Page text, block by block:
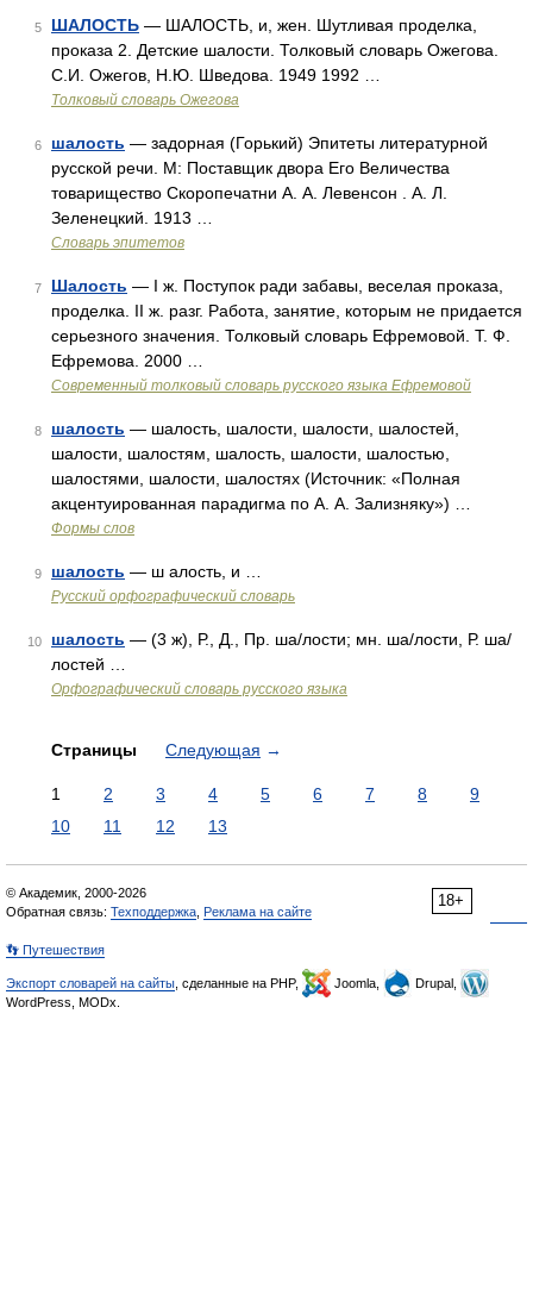
5 ШАЛОСТЬ — ШАЛОСТЬ, и, жен. Шутливая проделка,
проказа 2. Детские шалости. Толковый словарь Ожегова.
С.И. Ожегов, Н.Ю. Шведова. 1949 1992 …
Толковый словарь Ожегова
6 шалость — задорная (Горький) Эпитеты литературной
русской речи. М: Поставщик двора Его Величества
товарищество Скоропечатни А. А. Левенсон . А. Л.
Зеленецкий. 1913 …
Словарь эпитетов
7 Шалость — I ж. Поступок ради забавы, веселая проказа,
проделка. II ж. разг. Работа, занятие, которым не придается
серьезного значения. Толковый словарь Ефремовой. Т. Ф.
Ефремова. 2000 …
Современный толковый словарь русского языка Ефремовой
8 шалость — шалость, шалости, шалости, шалостей,
шалости, шалостям, шалость, шалости, шалостью,
шалостями, шалости, шалостях (Источник: «Полная
акцентуированная парадигма по А. А. Зализняку») …
Формы слов
9 шалость — ш алость, и …
Русский орфографический словарь
10 шалость — (3 ж), Р., Д., Пр. ша/лости; мн. ша/лости, Р. ша/
лостей …
Орфографический словарь русского языка
Страницы Следующая →
1 2 3 4 5 6 7 8
9
10
11 12 13
18+
© Академик, 2000-2026
Обратная связь: Техподдержка Реклама на сайте
👣 Путешествия
Экспорт словарей на сайты , сделанные на PHP, Joomla,
Drupal,
WordPress, MODx.